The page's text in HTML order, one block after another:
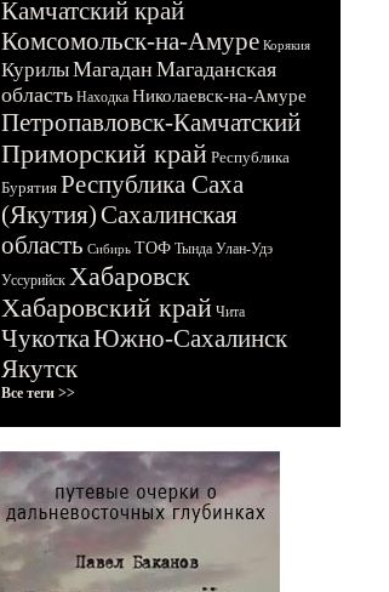
Камчатский край
Комсомольск-на-Амуре Корякия
КурилыМагадан Магаданская
область Находка Николаевск-на-Амуре
Петропавловск-Камчатский
Приморский край Республика
Бурятия Республика Саха
(Якутия)Сахалинская
область Сибирь ТОФ Тында Улан-Удэ
Уссурийск Хабаровск
Хабаровский край Чита
ЧукоткаЮжно-Сахалинск
Якутск
Все теги >>